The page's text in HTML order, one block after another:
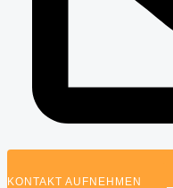
KONTAKT AUFNEHMEN